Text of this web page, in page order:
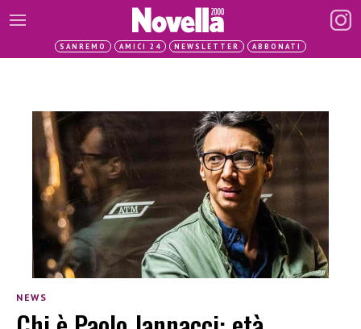
SANREMO AMICI 24 NEWSLETTER ABBONATI
NEWS